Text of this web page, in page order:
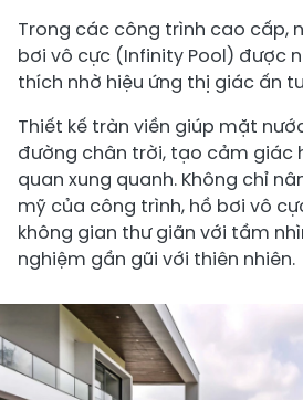
Trong các công trình cao cấp,
bơi vô cực (Infinity Pool) được
thích nhờ hiệu ứng thị giác ấn
Thiết kế tràn viền giúp mặt
đường chân trời, tạo cảm giác
quan xung quanh. Không chỉ
mỹ của công trình, hồ bơi vô
không gian thư giãn với tầm
nghiệm gần gũi với thiên nhiên.